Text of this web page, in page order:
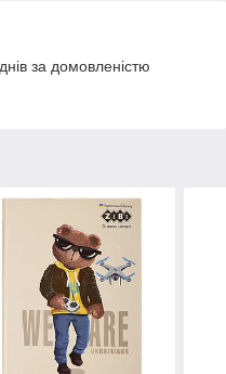
за домовленістю